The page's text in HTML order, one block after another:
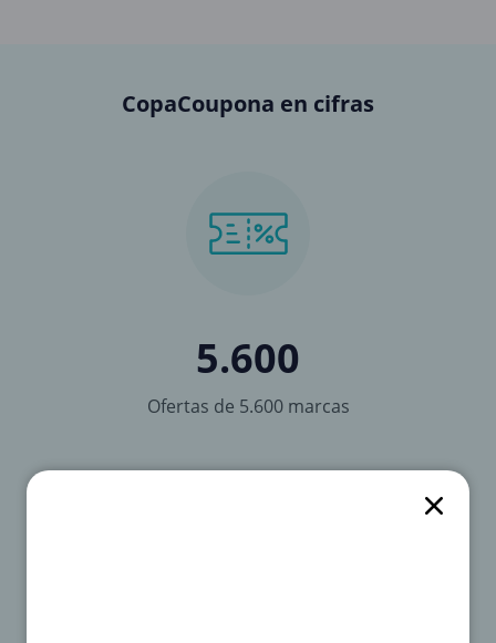
CopaCoupona en cifras
5.600
Ofertas de 5.600 marcas